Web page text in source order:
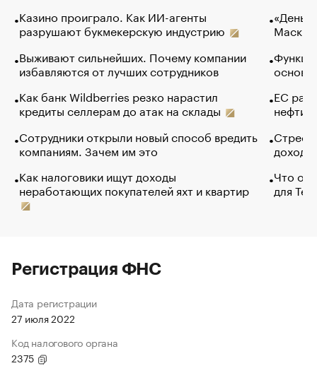
Казино проиграло. Как ИИ-агенты
разрушают букмекерскую индустрию
Выживают сильнейших. Почему компании
избавляются от лучших сотрудников
Как банк Wildberries резко нарастил
кредиты селлерам до атак на склады
Сотрудники открыли новый способ вредить
компаниям. Зачем им это
Как налоговики ищут доходы
неработающих покупателей яхт и квартир
Маск в
основ
ЕС
нефти
Что
для
Регистрация ФНС
Дата регистрации
27 июля 2022
Код налогового органа
2375